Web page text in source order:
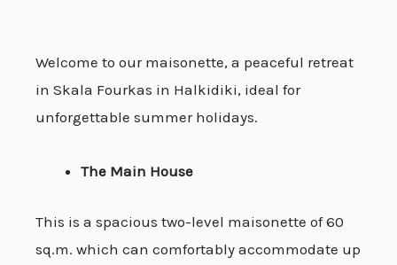
Welcome to our maisonette, a peaceful retreat
in Skala Fourkas in Halkidiki, ideal for
unforgettable summer holidays.
The Main House
This is a spacious two-level maisonette of 60
sq.m. which can comfortably accommodate up